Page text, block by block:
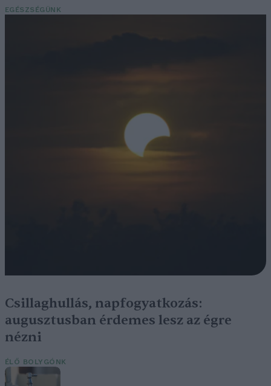
EGÉSZSÉGÜNK
Csillaghullás, napfogyatkozás:
augusztusban érdemes lesz az égre
nézni
ÉLŐ BOLYGÓNK